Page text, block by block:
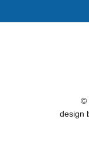
©
design